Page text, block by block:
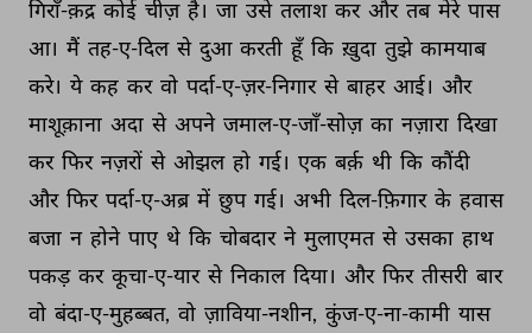
गिराँ-क़द्र कोई चीज़ है। जा उसे तलाश कर और तब मेरे पास
आ। मैं तह-ए-दिल से दुआ करती हूँ कि ख़ुदा तुझे कामयाब
करे। ये कह कर वो पर्दा-ए-ज़र-निगार से बाहर आई। और
माशूक़ाना अदा से अपने जमाल-ए-जाँ-सोज़ का नज़ारा दिखा
कर फिर नज़रों से ओझल हो गई। एक बर्क़ थी कि कौंदी
और फिर पर्दा-ए-अब्र में छुप गई। अभी दिल-फ़िगार के हवास
बजा न होने पाए थे कि चोबदार ने मुलाएमत से उसका हाथ
पकड़ कर कूचा-ए-यार से निकाल दिया। और फिर तीसरी बार
वो बंदा-ए-मुहब्बत, वो ज़ाविया-नशीन, कुंज-ए-ना-कामी यास